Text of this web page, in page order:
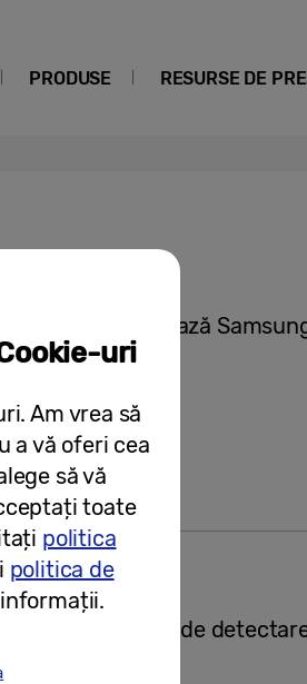
PRODUSE RESURSE DE
Cum abordează
zilele
global funcția de
uri
Am vrea să
a vă oferi cea
să vă
toate
politica
politica de